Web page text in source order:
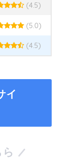
(4.5)
(5.0)
(4.5)
イ